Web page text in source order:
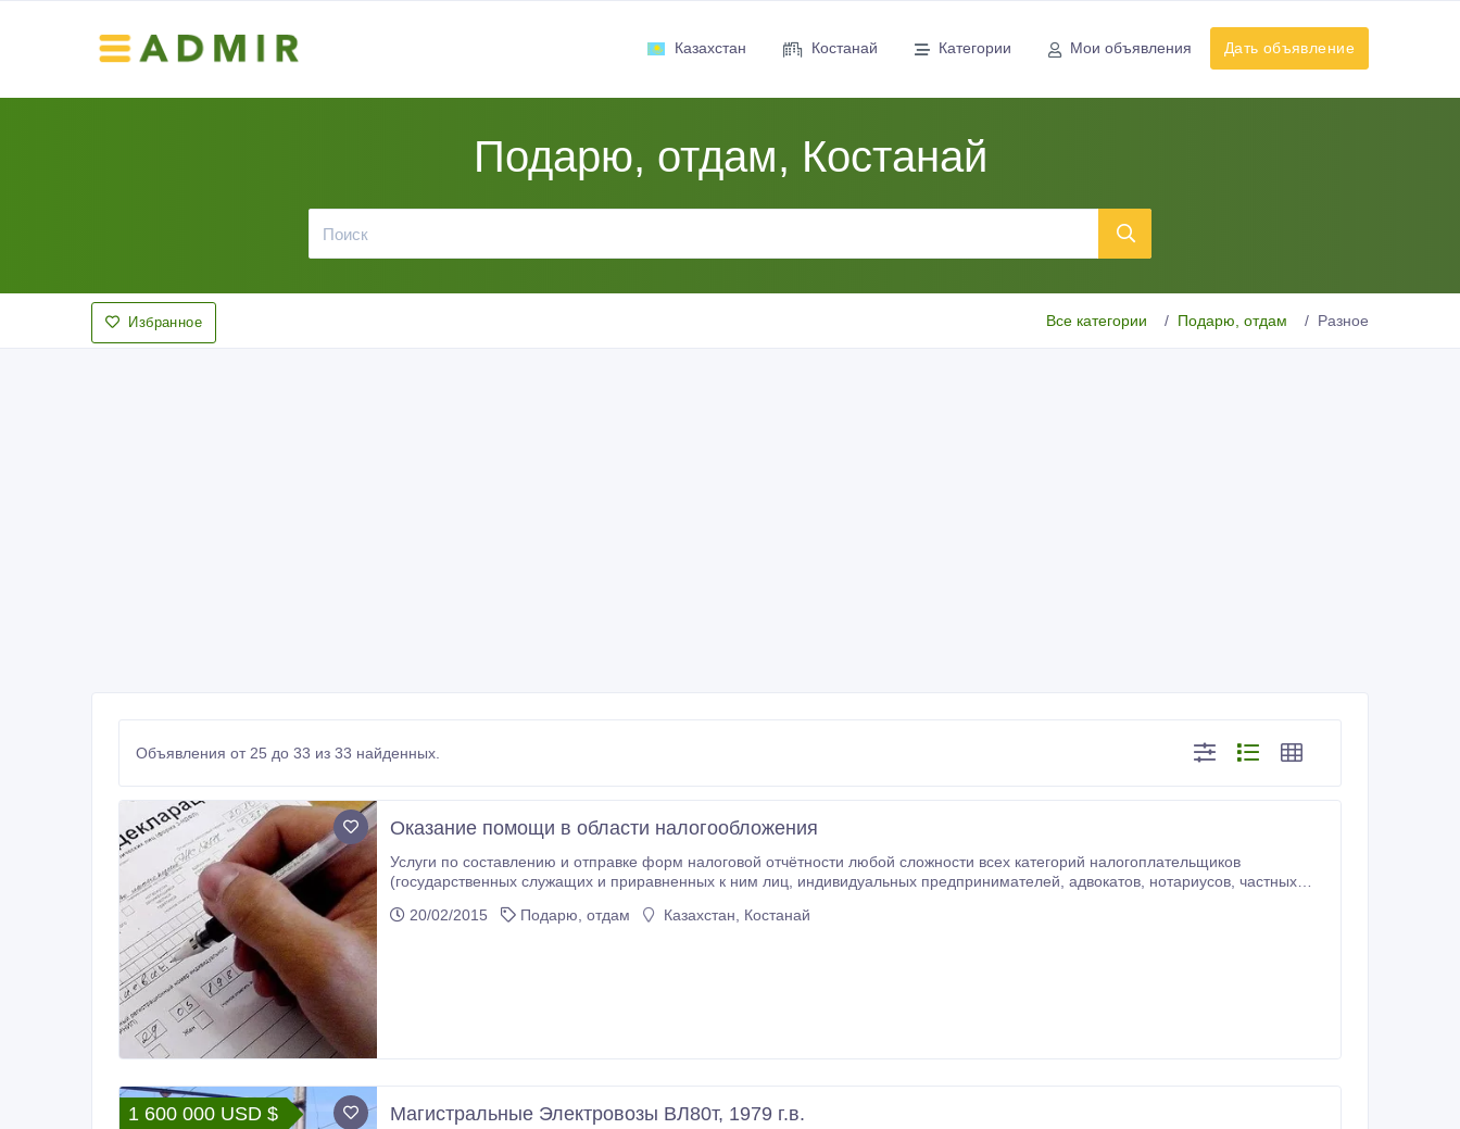
Казахстан Костанай Категории Мои объявления Дать объявление
Подарю, отдам, Костанай
Избранное Все категории Подарю, отдам Разное
Объявления от 25 до 33 из 33 найденных.
Оказание помощи в области налогообложения
Услуги по составлению и отправке форм налоговой отчётности любой сложности всех категорий налогоплательщиков
(государственных служащих и приравненных к ним лиц, индивидуальных предпринимателей, адвокатов, нотариусов, частных
налогообложением, представительство в налоговых органах и судах при рассмотрении материалов об административных
20/02/2015 Подарю, отдам Казахстан, Костанай
1 600 000 USD $ Магистральные Электровозы ВЛ80т, 1979 г.в.